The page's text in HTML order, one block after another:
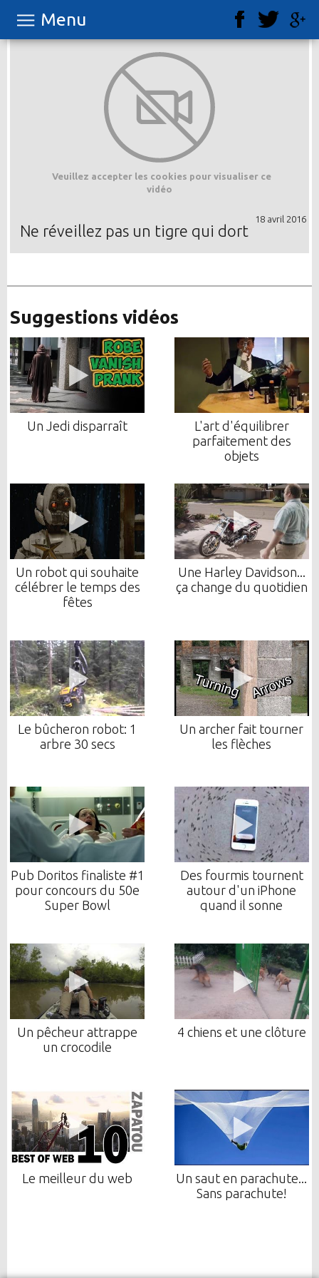
Menu
Veuillez accepter les cookies pour visualiser ce
vidéo
18 avril 2016
Ne réveillez pas un tigre qui dort
Suggestions vidéos
Un Jedi disparraît
L'art d'équilibrer
parfaitement des
objets
Un robot qui souhaite
célébrer le temps des
fêtes
Une Harley Davidson...
ça change du quotidien
Le bûcheron robot: 1
arbre 30 secs
Un archer fait tourner
les flèches
Pub Doritos finaliste #1
pour concours du 50e
Super Bowl
Des fourmis tournent
autour d'un iPhone
quand il sonne
Un pêcheur attrappe
un crocodile
4 chiens et une clôture
Le meilleur du web
Un saut en parachute...
Sans parachute!